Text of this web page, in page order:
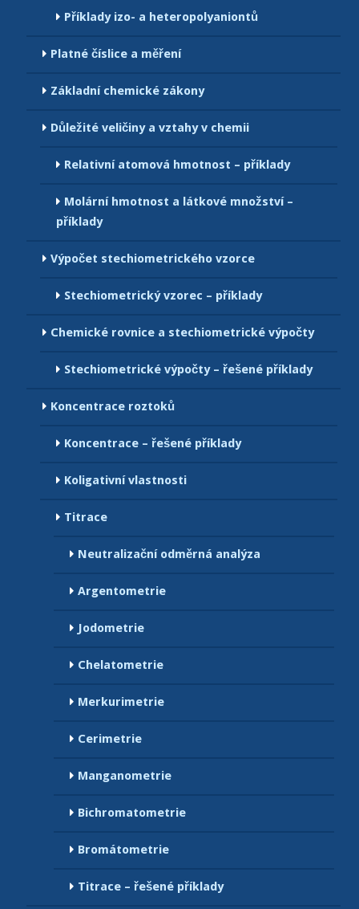
Příklady izo- a heteropolyaniontů
Platné číslice a měření
Základní chemické zákony
Důležité veličiny a vztahy v chemii
Relativní atomová hmotnost – příklady
Molární hmotnost a látkové množství –
příklady
Výpočet stechiometrického vzorce
Stechiometrický vzorec – příklady
Chemické rovnice a stechiometrické výpočty
Stechiometrické výpočty – řešené příklady
Koncentrace roztoků
Koncentrace – řešené příklady
Koligativní vlastnosti
Titrace
Neutralizační odměrná analýza
Argentometrie
Jodometrie
Chelatometrie
Merkurimetrie
Cerimetrie
Manganometrie
Bichromatometrie
Bromátometrie
Titrace – řešené příklady